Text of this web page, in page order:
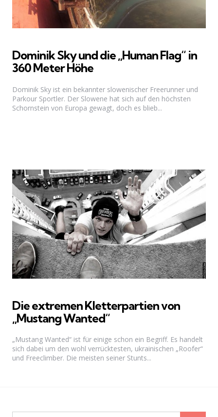
Dominik Sky und die „Human Flag“ in
360 Meter Höhe
Dominik Sky ist ein bekannter slowenischer Freerunner und
Parkour Sportler. Der Slowene hat sich auf den höchsten
Schornstein von Europa gewagt, doch es blieb...
Die extremen Kletterpartien von
„Mustang Wanted“
„Mustang Wanted“ ist für einige schon ein Begriff. Es handelt
sich dabei um den wohl verrücktesten, ukrainischen „Roofer“
und Freeclimber. Die meisten seiner Stunts...